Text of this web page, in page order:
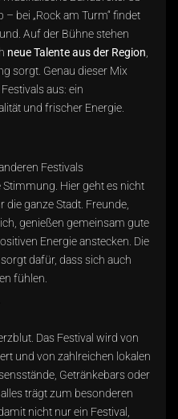
– bei „Rock am Turm“ findet
Auf der Bühne stehen
neue Talente aus der Region
sorgt. Genau dieser Mix
aus: ein
und frischer Energie.
Festivals
Hier geht es nicht
ganze Stadt. Freunde,
genießen gemeinsam gute
Energie anstecken. Die
dafür, dass sich auch
fühlen.
Das Festival wird von
und von zahlreichen lokalen
Getränkebars oder
trägt zum besonderen
nicht nur ein Festival,